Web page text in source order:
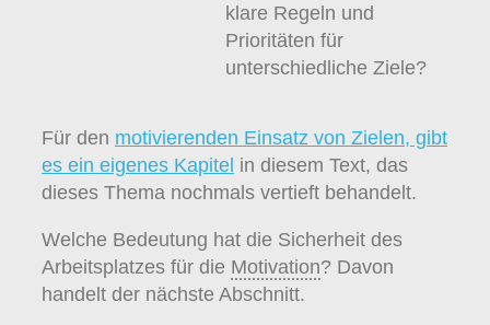
klare Regeln und
Prioritäten für
unterschiedliche Ziele?
Für den motivierenden Einsatz von Zielen, gibt
es ein eigenes Kapitel in diesem Text, das
dieses Thema nochmals vertieft behandelt.
Welche Bedeutung hat die Sicherheit des
Arbeitsplatzes für die Motivation? Davon
handelt der nächste Abschnitt.